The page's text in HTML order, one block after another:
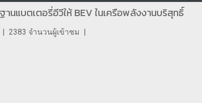
นแบตเตอรี่อีวีให้ BEV ในเครือพลังงานบริสุทธิ์
| 2383 จำนวนผู้เข้าชม |